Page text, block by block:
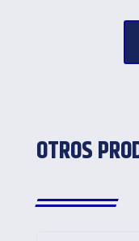
OTROS